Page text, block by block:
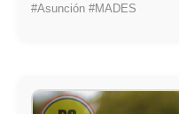
#Asunción #MADES